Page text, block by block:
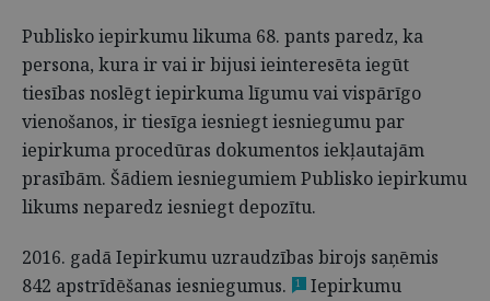
Publisko iepirkumu likuma 68. pants paredz, ka
persona, kura ir vai ir bijusi ieinteresēta iegūt
tiesības noslēgt iepirkuma līgumu vai vispārīgo
vienošanos, ir tiesīga iesniegt iesniegumu par
iepirkuma procedūras dokumentos iekļautajām
prasībām. Šādiem iesniegumiem Publisko iepirkumu
likums neparedz iesniegt depozītu.
2016. gadā Iepirkumu uzraudzības birojs saņēmis
842 apstrīdēšanas iesniegumus.
1
Iepirkumu